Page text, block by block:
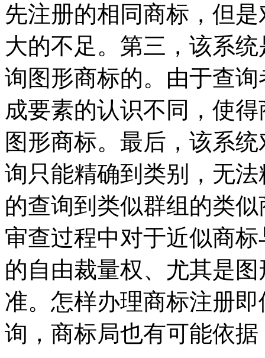
先注册的相同商标，但
大的不足。第三，该系
询图形商标的。由于查
成要素的认识不同，使
图形商标。最后，该系
询只能精确到类别，无
的查询到类似群组的类
审查过程中对于近似商
的自由裁量权、尤其是
准。怎样办理商标注册
询，商标局也有可能依